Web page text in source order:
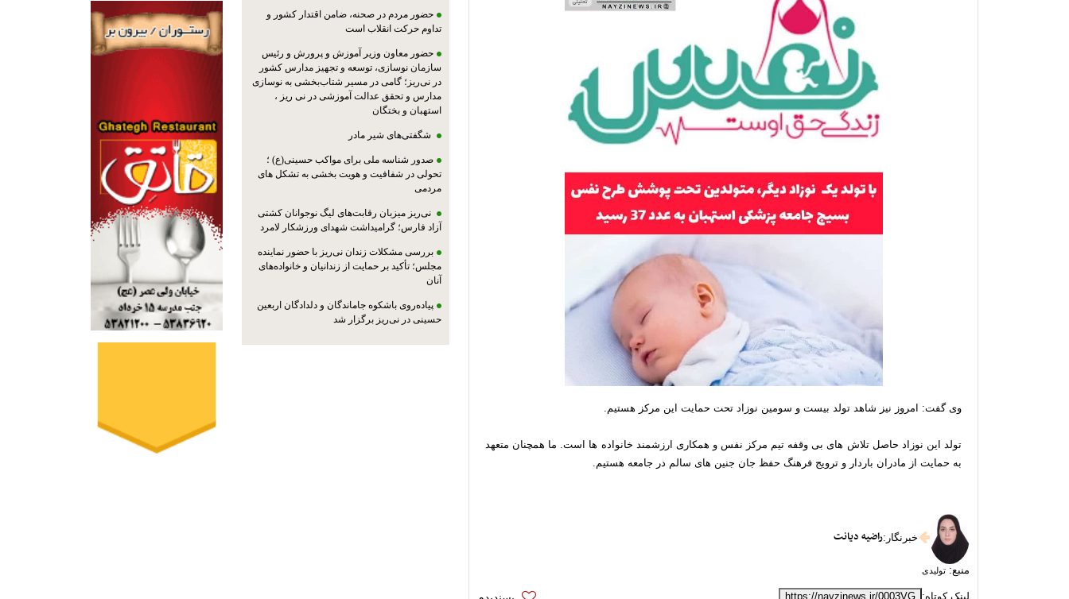
وی گفت: امروز نیز شاهد تولد بیست و سومین نوزاد تحت حمایت این مرکز هستیم.
تولد این نوزاد حاصل تلاش های بی وقفه تیم مرکز نفس و همکاری ارزشمند خانواده ها است. ما همچنان متعهد
به حمایت از مادران باردار و ترویج فرهنگ حفظ جان جنین های سالم در جامعه هستیم.
خبرنگار :راضیه دیانت
منبع: تولیدی
لینک کوتاه: https://nayzinews.ir/0003VG
حضور مردم در صحنه، ضامن اقتدار کشور و
تداوم حرکت انقلاب است
حضور معاون وزیر آموزش و پرورش و رئیس
سازمان نوسازی، توسعه و تجهیز مدارس کشور
در نی‌ریز؛ گامی در مسیر شتاب‌بخشی به نوسازی
مدارس و تحقق عدالت آموزشی در نی ریز ،
استهبان و بختگان
شگفتی‌های شیر مادر
صدور شناسه ملی برای مواکب حسینی(ع) ؛
تحولی در شفافیت و هویت بخشی به تشکل های
مردمی
نی‌ریز میزبان رقابت‌های لیگ نوجوانان کشتی
آزاد فارس؛ گرامیداشت شهدای ورزشکار لامرد
بررسی مشکلات زندان نی‌ریز با حضور نماینده
مجلس؛ تأکید بر حمایت از زندانیان و خانواده‌های
آنان
پیاده‌روی باشکوه جاماندگان و دلدادگان اربعین
حسینی در نی‌ریز برگزار شد